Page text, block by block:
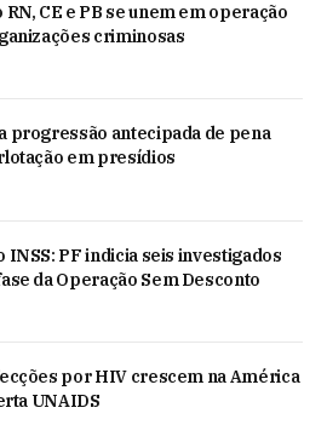
RN, CE e PB se unem em operação
criminosas
progressão antecipada de pena
em presídios
INSS: PF indicia seis investigados
da Operação Sem Desconto
por HIV crescem na América
UNAIDS